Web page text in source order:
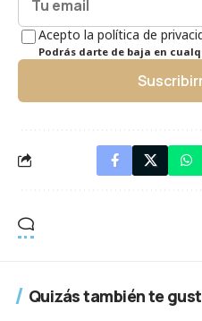
Acepto la política de
Podrás darte de baja en
Quizás también te